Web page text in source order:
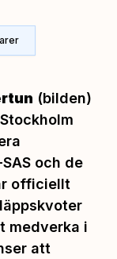
(bilden)
SAS och de
officiellt
medverka i
att